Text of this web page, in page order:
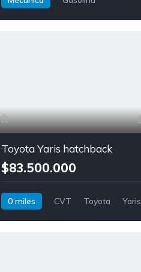
Polo Track
Toyota Yaris hatchback
$83.500.000
0 miles CVT Toyota Yaris